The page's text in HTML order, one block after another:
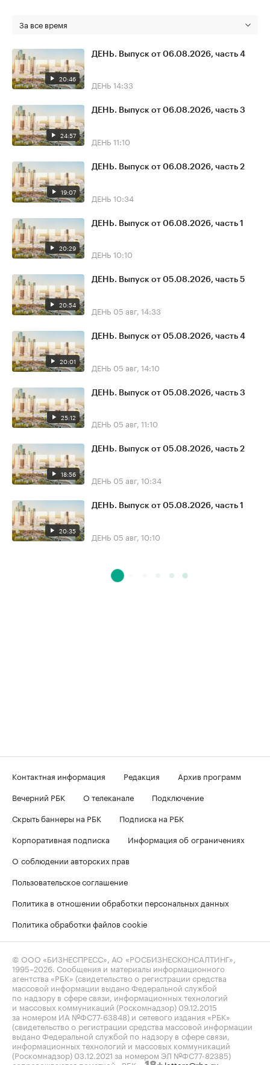
За все время
20:46
ДЕНЬ. Выпуск от 06.08.2026, часть 4
ДЕНЬ 14:33
24:57
ДЕНЬ. Выпуск от 06.08.2026, часть 3
ДЕНЬ 11:10
19:07
ДЕНЬ. Выпуск от 06.08.2026, часть 2
ДЕНЬ 10:34
20:29
ДЕНЬ. Выпуск от 06.08.2026, часть 1
ДЕНЬ 10:10
20:54
ДЕНЬ. Выпуск от 05.08.2026, часть 5
ДЕНЬ 05 авг, 14:33
20:01
ДЕНЬ. Выпуск от 05.08.2026, часть 4
ДЕНЬ 05 авг, 14:10
25:12
ДЕНЬ. Выпуск от 05.08.2026, часть 3
ДЕНЬ 05 авг, 11:10
18:56
ДЕНЬ. Выпуск от 05.08.2026, часть 2
ДЕНЬ 05 авг, 10:34
20:35
ДЕНЬ. Выпуск от 05.08.2026, часть 1
ДЕНЬ 05 авг, 10:10
Контактная информация Редакция
Архив программ
Вечерний РБК
О телеканале
Подключение
Скрыть баннеры на РБК
Подписка на РБК
Корпоративная подписка
Информация об ограничениях
О соблюдении авторских прав
Пользовательское соглашение
Политика в отношении обработки персональных данных
Политика обработки файлов cookie
© ООО «БИЗНЕСПРЕСС», АО «РОСБИЗНЕСКОНСАЛТИНГ»,
1995–2026 . Сообщения и материалы информационного
агентства «РБК» (свидетельство о регистрации средства
массовой информации выдано Федеральной службой
по надзору в сфере связи, информационных технологий
и массовых коммуникаций (Роскомнадзор) 09.12.2015
за номером ИА №ФС77-63848) и сетевого издания «РБК»
(свидетельство о регистрации средства массовой информации
выдано Федеральной службой по надзору в сфере связи,
информационных технологий и массовых коммуникаций
(Роскомнадзор) 03.12.2021 за номером ЭЛ №ФС77-82385)